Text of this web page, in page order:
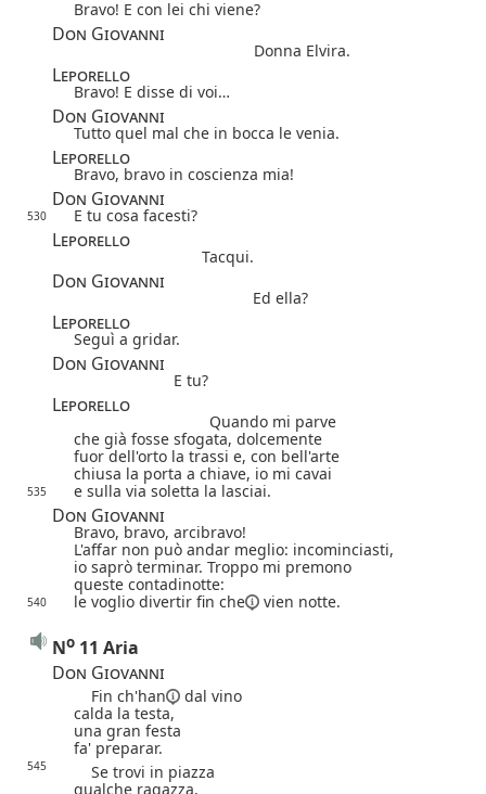
Bravo! E con lei chi viene?
Don Giovanni
Donna Elvira.
Leporello
Bravo! E disse di voi…
Don Giovanni
Tutto quel mal che in bocca le venia.
Leporello
Bravo, bravo in coscienza mia!
Don Giovanni
530 E tu cosa facesti?
Leporello
Tacqui.
Don Giovanni
Ed ella?
Leporello
Seguì a gridar.
Don Giovanni
E tu?
Leporello
Quando mi parve
che già fosse sfogata, dolcemente
fuor dell'orto la trassi e, con bell'arte
chiusa la porta a chiave, io mi cavai
535 e sulla via soletta la lasciai.
Don Giovanni
Bravo, bravo, arcibravo!
L'affar non può andar meglio: incominciasti,
io saprò terminar. Troppo mi premono
queste contadinotte:
540 le voglio divertir fin che vien notte.
No 11 Aria
Don Giovanni
Fin ch'han
dal vino
calda la testa,
una gran festa
fa' preparar.
545
Se trovi in piazza
qualche ragazza,